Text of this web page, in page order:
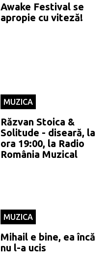
Awake Festival se
apropie cu viteză!
MUZICA
Răzvan Stoica &
Solitude - diseară, la
ora 19:00, la Radio
România Muzical
MUZICA
Mihail e bine, ea încă
nu l-a ucis